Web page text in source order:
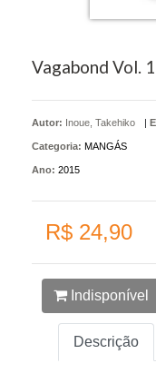
Vagabond Vol.
Autor: Inoue, Takehiko |
Categoria: MANGÁS
Ano: 2015
R$ 24,90
Indisponível
Descrição